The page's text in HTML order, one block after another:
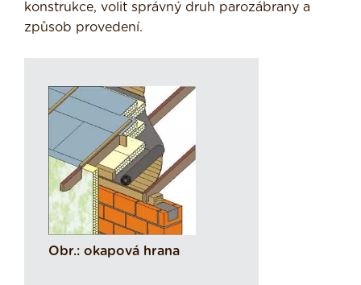
konstrukce, volit správný druh parozábrany a
způsob provedení.
Obr.: okapová hrana